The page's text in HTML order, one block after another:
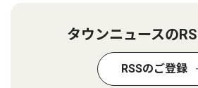
タウンニュースの
RSSのご登録